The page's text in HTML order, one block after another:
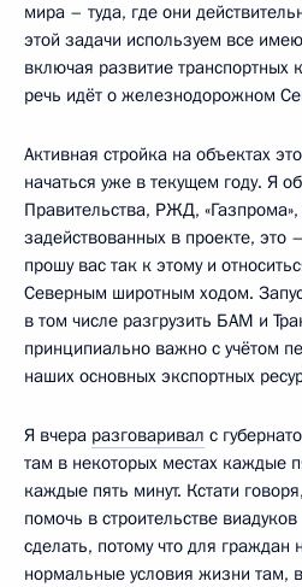
мира – туда, где они
этой задачи используем все
включая развитие транспортных
речь идёт о железнодорожном
Активная стройка на объектах
начаться уже в текущем году. Я
Правительства, РЖД,
задействованных в проекте, это
прошу вас так к этому и
Северным широтным ходом.
в том числе разгрузить БАМ и
принципиально важно с учётом
наших основных экспортных
Я вчера разговаривал с
там в некоторых местах каждые
каждые пять минут. Кстати
помочь в строительстве
сделать, потому что для граждан
нормальные условия жизни там,